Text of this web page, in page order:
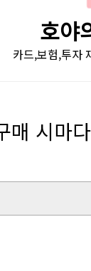
호야
카드,보험,투자
시마